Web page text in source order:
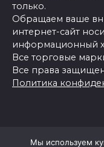
только.
Обращаем ваше
интернет-сайт
информационный
Все торговые
Все права
Политика
Мы используем